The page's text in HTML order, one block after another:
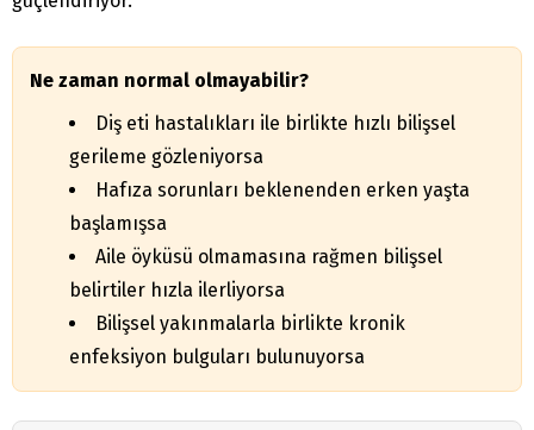
Ne zaman normal olmayabilir?
Diş eti hastalıkları ile birlikte hızlı bilişsel
gerileme gözleniyorsa
Hafıza sorunları beklenenden erken yaşta
başlamışsa
Aile öyküsü olmamasına rağmen bilişsel
belirtiler hızla ilerliyorsa
Bilişsel yakınmalarla birlikte kronik
enfeksiyon bulguları bulunuyorsa